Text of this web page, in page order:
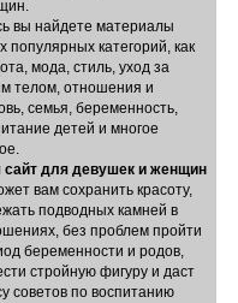
вы найдете материалы
популярных категорий, как
мода, стиль, уход за
телом, отношения и
семья, беременность,
детей и многое
сайт для девушек и женщин
вам сохранить красоту,
подводных камней в
без проблем пройти
беременности и родов,
стройную фигуру и даст
советов по воспитанию